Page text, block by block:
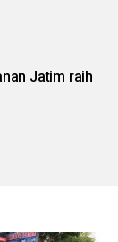
Jatim raih